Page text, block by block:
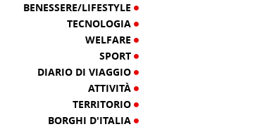
BENESSERE/LIFESTYLE
TECNOLOGIA
WELFARE
SPORT
DIARIO DI VIAGGIO
ATTIVITÀ
TERRITORIO
BORGHI D'ITALIA